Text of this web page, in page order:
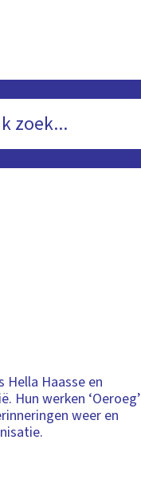
Hella Haasse en
Hun werken ‘Oeroeg’
weer en